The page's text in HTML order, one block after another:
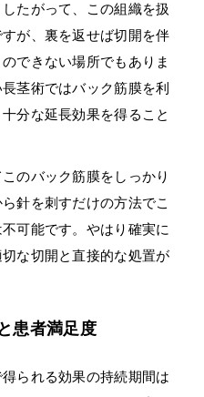
たがって、この組織を扱
が、裏を返せば切開を伴
できない場所でもありま
茎術ではバック筋膜を利
分な延長効果を得ること
のバック筋膜をしっかり
針を刺すだけの方法でこ
可能です。やはり確実に
な切開と直接的な処置が
患者満足度
られる効果の持続期間は